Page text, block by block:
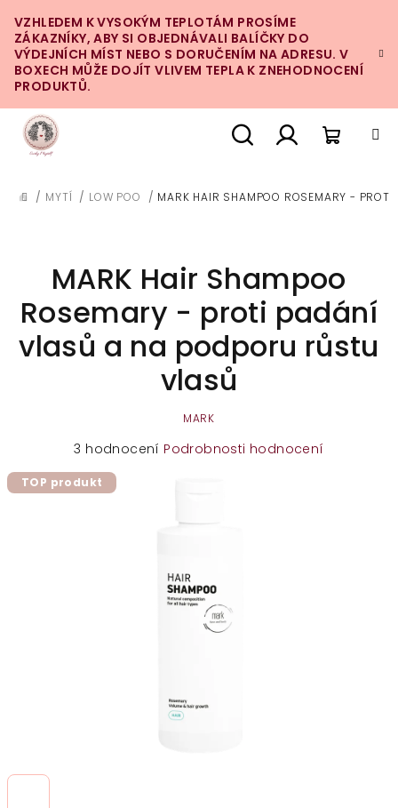
na
obsah
VZHLEDEM K VYSOKÝM TEPLOTÁM PROSÍME
ZÁKAZNÍKY, ABY SI OBJEDNÁVALI BALÍČKY DO
VÝDEJNÍCH MÍST NEBO S DORUČENÍM NA ADRESU. V
BOXECH MŮŽE DOJÍT VLIVEM TEPLA K ZNEHODNOCENÍ
PRODUKTŮ.
DOMŮ
/ MYTÍ / LOW POO / MARK HAIR SHAMPOO ROSEMARY -
MARK Hair Shampoo
Rosemary - proti padání
vlasů a na podporu růstu
vlasů
MARK
Průměrné
produktu
3 hodnocení Podrobnosti hodnocení
TOP produkt